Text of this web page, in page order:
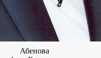
Абенова